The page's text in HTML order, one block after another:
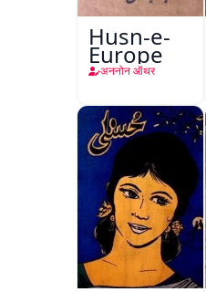
Husn-e-
Europe
अननोन ऑथर